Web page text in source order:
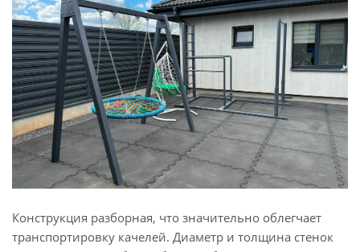
Конструкция разборная, что значительно облегчает
транспортировку качелей. Диаметр и толщина стенок